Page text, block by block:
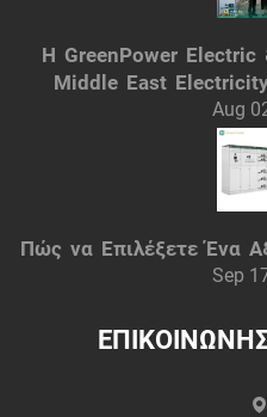
Η GreenPower Electric
Middle East
ΈξυπνεςAug
Πώς να Επιλέξετε Ένα
Sep